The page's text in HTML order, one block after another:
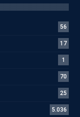
56
17
1
70
25
5.036